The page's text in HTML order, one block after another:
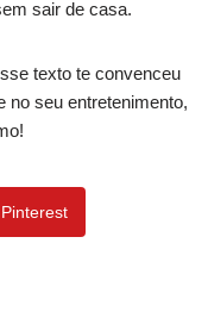
sair de casa.
texto te convenceu
no seu entretenimento,
Pinterest